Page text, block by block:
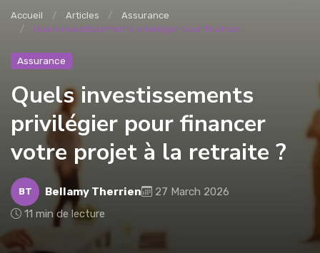
Accueil Articles
Assurance
Quels investissements privilégier pour financer...
Assurance
Quels investissements
privilégier pour financer
votre projet à la retraite ?
BT Bellamy Therrien
27 March 2026
11 min de lecture